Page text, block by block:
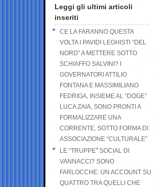
Leggi gli ultimi articoli
inseriti
CE LA FARANNO QUESTA
VOLTA I PAVIDI LEGHISTI “DEL
NORD” A METTERE SOTTO
SCHIAFFO SALVINI? I
GOVERNATORI ATTILIO
FONTANA E MASSIMILIANO
FEDRIGA, INSIEME AL “DOGE”
LUCA ZAIA, SONO PRONTI A
FORMALIZZARE UNA
CORRENTE, SOTTO FORMA DI
ASSOCIAZIONE “CULTURALE”
LE “TRUPPE” SOCIAL DI
VANNACCI? SONO
FARLOCCHE: UN ACCOUNT SU
QUATTRO TRA QUELLI CHE